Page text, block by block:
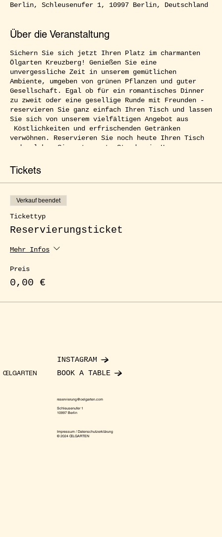
Berlin, Schleusenufer 1, 10997 Berlin, Deutschland
Über die Veranstaltung
Sichern Sie sich jetzt Ihren Platz im charmanten
Ölgarten Kreuzberg! Genießen Sie eine
unvergessliche Zeit in unserem gemütlichen
Ambiente, umgeben von grünen Pflanzen und guter
Gesellschaft. Egal ob für ein romantisches Dinner
zu zweit oder eine gesellige Runde mit Freunden -
reservieren Sie ganz einfach Ihren Tisch und lassen
Sie sich von unserem vielfältigen Angebot aus
Köstlichkeiten und erfrischenden Getränken
verwöhnen. Reservieren Sie noch heute Ihren Tisch
und erleben Sie entspannte Stunden im Herzen von
Tickets
Verkauf beendet
Tickettyp
Reservierungsticket
Mehr Infos
Preis
0,00 €
ŒLGARTEN
INSTAGRAM
BOOK A TABLE
reservierung@oelgarten.com
Schleusenufer 1
10997 Berlin
Impressum / Datenschutzerklärung
© 2024 ŒLGARTEN